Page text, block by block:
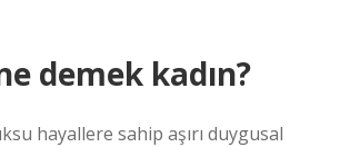
demek kadın?
hayallere sahip aşırı duygusal